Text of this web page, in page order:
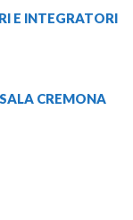
E INTEGRATORI
CREMONA